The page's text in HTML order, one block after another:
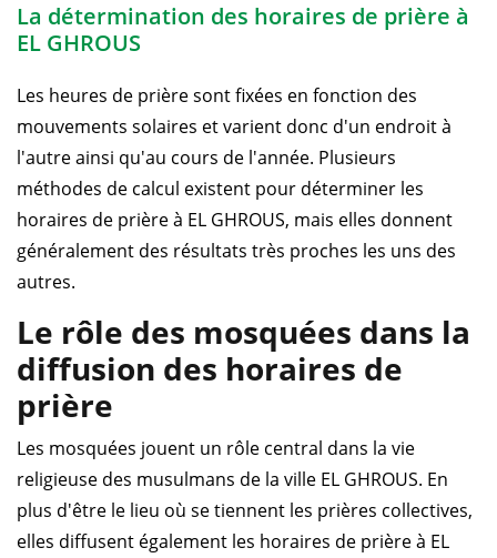
La détermination des horaires de prière à
EL GHROUS
Les heures de prière sont fixées en fonction des
mouvements solaires et varient donc d'un endroit à
l'autre ainsi qu'au cours de l'année. Plusieurs
méthodes de calcul existent pour déterminer les
horaires de prière à EL GHROUS, mais elles donnent
généralement des résultats très proches les uns des
autres.
Le rôle des mosquées dans la
diffusion des horaires de
prière
Les mosquées jouent un rôle central dans la vie
religieuse des musulmans de la ville EL GHROUS. En
plus d'être le lieu où se tiennent les prières collectives,
elles diffusent également les horaires de prière à EL